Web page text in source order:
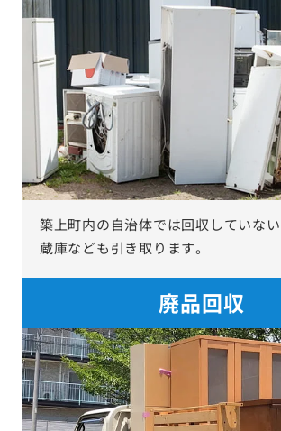
築上町内の自治体では回収していな
蔵庫なども引き取ります。
廃品回収